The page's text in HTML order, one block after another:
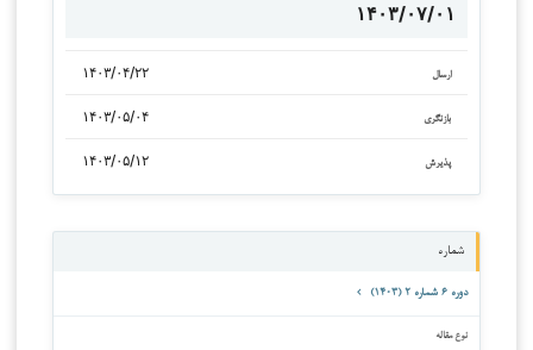
۱۴۰۳/۰۷/۰۱
ارسال ۱۴۰۳/۰۴/۲۲
بازنگری ۱۴۰۳/۰۵/۰۴
پذیرش ۱۴۰۳/۰۵/۱۲
شماره
دوره ۶ شماره ۲ (۱۴۰۳)
نوع مقاله